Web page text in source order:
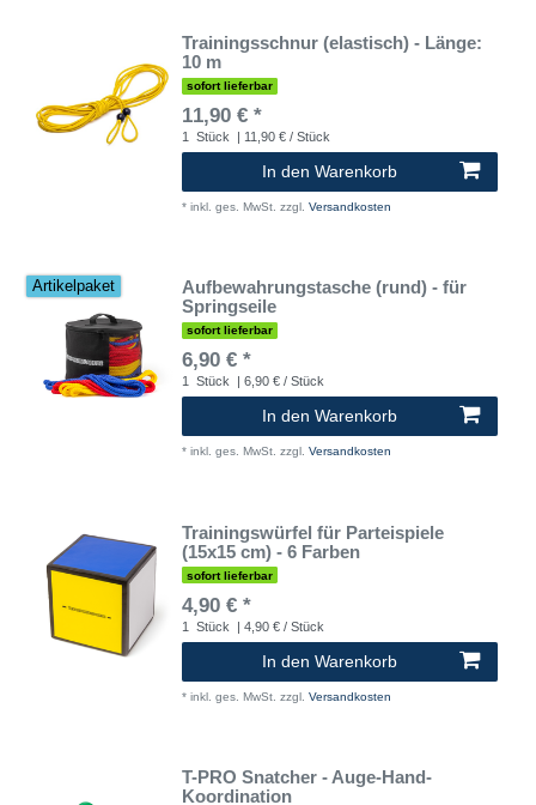
Trainingsschnur (elastisch) - Länge:
10 m
sofort lieferbar
11,90 € *
1 Stück | 11,90 € / Stück
In den Warenkorb
* inkl. ges. MwSt. zzgl. Versandkosten
Artikelpaket
Aufbewahrungstasche (rund) - für
Springseile
sofort lieferbar
6,90 € *
1 Stück | 6,90 € / Stück
In den Warenkorb
* inkl. ges. MwSt. zzgl. Versandkosten
Trainingswürfel für Parteispiele
(15x15 cm) - 6 Farben
sofort lieferbar
4,90 € *
1 Stück | 4,90 € / Stück
In den Warenkorb
* inkl. ges. MwSt. zzgl. Versandkosten
T-PRO Snatcher - Auge-Hand-
Koordination